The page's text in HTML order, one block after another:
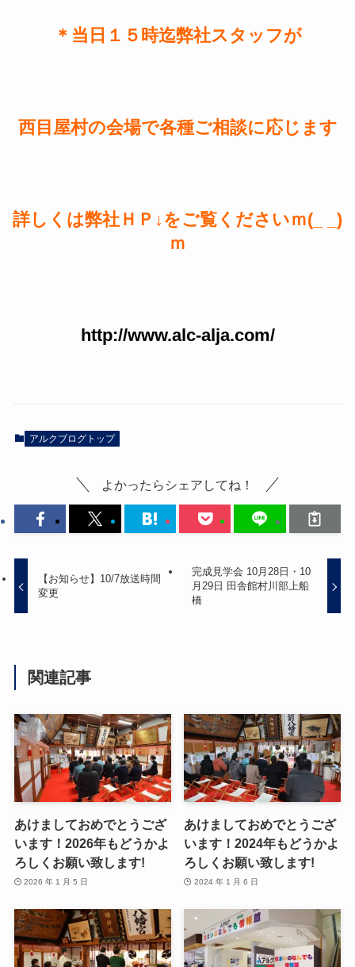
＊当日１５時迄弊社スタッフが
西目屋村の会場で各種ご相談に応じます
詳しくは弊社ＨＰ↓をご覧くださいｍ(_ _)
ｍ
http://www.alc-alja.com/
アルクブログトップ
よかったらシェアしてね！
【お知らせ】10/7放送時間
変更
完成見学会 10月28日・10
月29日 田舎館村川部上船
橋
関連記事
あけましておめでとうござ
います！2026年もどうかよ
ろしくお願い致します!
2026 年 1 月 5 日
あけましておめでとうござ
います！2024年もどうかよ
ろしくお願い致します!
2024 年 1 月 6 日